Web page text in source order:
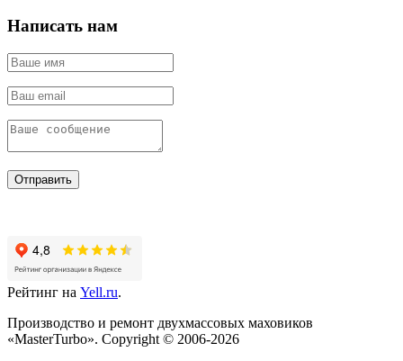
Написать нам
Отправить
Рейтинг на Yell.ru.
Производство и ремонт двухмассовых маховиков
«MasterTurbo». Copyright © 2006-2026